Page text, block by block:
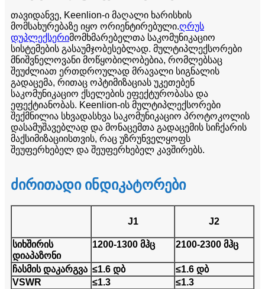
თავიდანვე, Keenlion-ი მაღალი ხარისხის
მომსახურებაზე იყო ორიენტირებული.ღრუს
დუპლექსერიმომხმარებელთა საკომუნიკაციო
სისტემების გასაუმჯობესებლად. მულტიპლექსორები
მნიშვნელოვანი მოწყობილობებია, რომლებსაც
შეუძლიათ ერთდროულად მრავალი სიგნალის
გადაცემა, რითაც ოპტიმიზაციას უკეთებენ
საკომუნიკაციო ქსელების ეფექტურობასა და
ეფექტიანობას. Keenlion-ის მულტიპლექსორები
შექმნილია სხვადასხვა საკომუნიკაციო პროტოკოლის
დასამუშავებლად და მონაცემთა გადაცემის სიჩქარის
მაქსიმიზაციისთვის, რაც უზრუნველყოფს
შეუფერხებელ და შეუფერხებელ კავშირებს.
ძირითადი ინდიკატორები
J1 J2
სიხშირის
დიაპაზონი
1200-1300 მჰც 2100-2300 მჰც
ჩასმის დაკარგვა ≤1.6 დბ
≤1.6 დბ
VSWR
≤1.3
≤1.3